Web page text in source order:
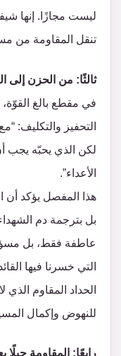
ليست مجازًا. إنها
تنقل المقاومة من
ثالثًا: من الحزن إلى
في مقطع بالغ القوّة،
التحفيز والتكليف:
لكن الذي يحبّه
الأعداء”.
هذا المفصل يؤكد أن
بل بترجمة دم
عاطفة فقط، بل
التي خسرنا فيها
الحداد المقاوم
للنهوض وإكمال
رابعًا: المقاومة جيلًا